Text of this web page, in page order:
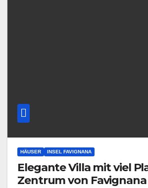
HÄUSER INSEL FAVIGNANA
Elegante Villa mit viel
Zentrum von Favignana